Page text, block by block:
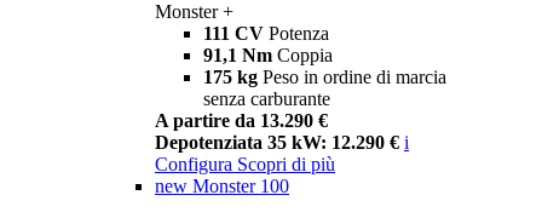
Monster +
111 CV Potenza
91,1 Nm Coppia
175 kg Peso in ordine di marcia
senza carburante
A partire da 13.290 €
Depotenziata 35 kW: 12.290 € i
Configura Scopri di più
new Monster 100